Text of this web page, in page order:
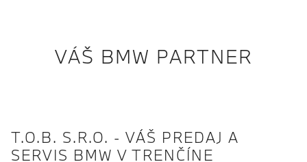
VÁŠ BMW PARTNER
T.O.B. S.R.O. - VÁŠ PREDAJ A
SERVIS BMW V TRENČÍNE